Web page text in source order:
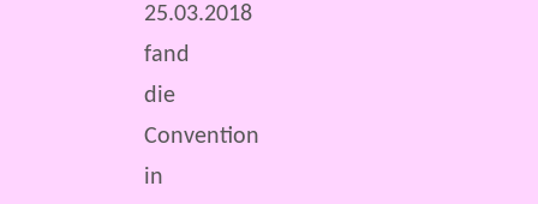
25.03.2018
fand
die
Convention
in